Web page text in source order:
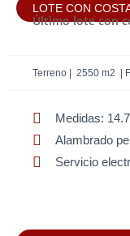
LOTE CON
Último lote con
Terreno | 2550 m2 |
Medidas:
Alambrado
Servicio